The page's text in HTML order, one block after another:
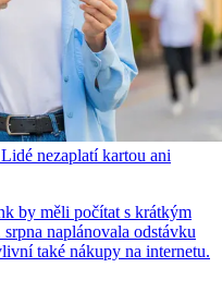
nezaplatí kartou ani
by měli počítat s krátkým
naplánovala odstávku
také nákupy na internetu.